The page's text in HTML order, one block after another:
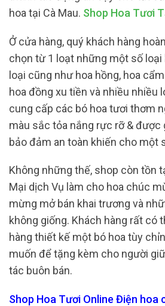
hoa tại Cà Mau. Shop Hoa Tươi
Ở cửa hàng, quý khách hàng
chọn từ 1 loạt những một số loại
loại cũng như hoa hồng, hoa
hoa đồng xu tiền và nhiều nhiều
cung cấp các bó hoa tươi thơm
màu sắc tỏa nắng rực rỡ &
bảo đảm an toàn khiến cho một
Không những thế, shop còn tồn
Mại dịch Vụ làm cho hoa chúc
mừng mở bán khai trương và
không giống. Khách hàng rất có
hàng thiết kế một bó hoa tùy
muốn để tặng kèm cho người
tác buôn bán.
Shop Hoa Tươi Online Điện hoa